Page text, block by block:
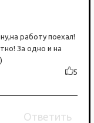
работу поехал!
За одно и на
5
Ответить